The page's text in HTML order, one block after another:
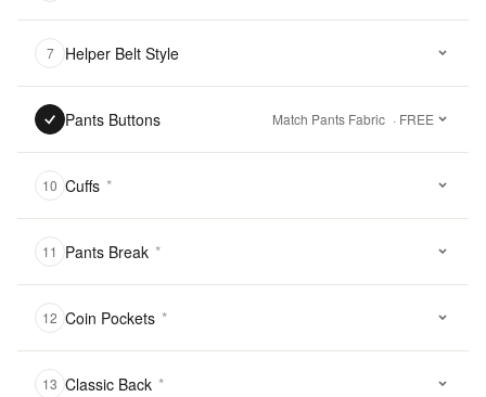
7 Helper Belt Style
Pants Buttons Match Pants Fabric · FREE
10 Cuffs *
11 Pants Break *
12 Coin Pockets *
13 Classic Back *